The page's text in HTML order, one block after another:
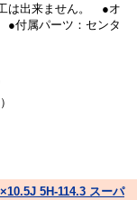
は出来ません。 ●オ
付属パーツ：センタ
5H-114.3 スーパ